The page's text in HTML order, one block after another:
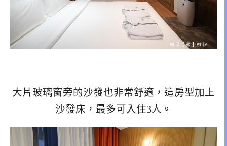
大片玻璃窗旁的沙發也非常舒適，這房型加上
沙發床，最多可入住3人。